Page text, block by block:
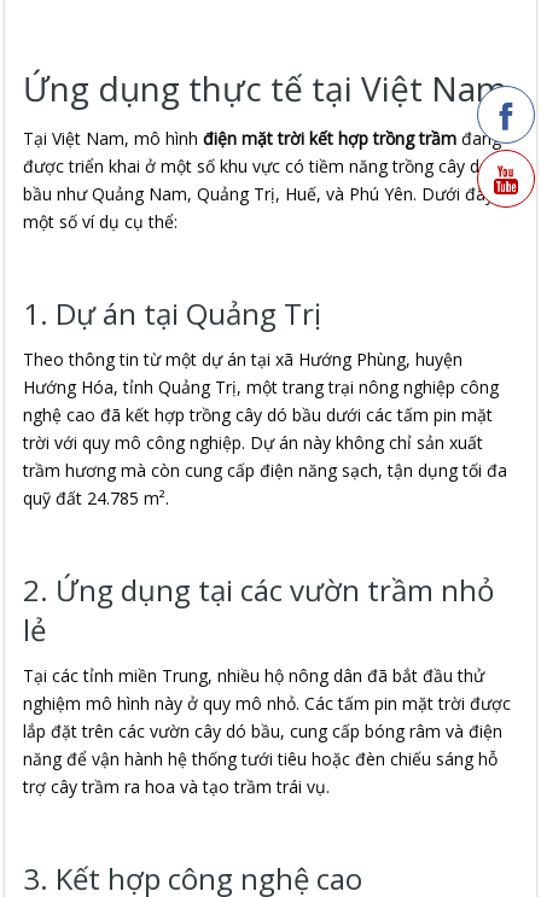
Ứng dụng thực tế tại Việt Nam
Tại Việt Nam, mô hìnhđiện mặt trời kết hợp trồng trầm đang
được triển khai ở một số khu vực có tiềm năng trồng cây dó
bầu như Quảng Nam, Quảng Trị, Huế, và Phú Yên. Dưới đây là
một số ví dụ cụ thể:
1. Dự án tại Quảng Trị
Theo thông tin từ một dự án tại xã Hướng Phùng, huyện
Hướng Hóa, tỉnh Quảng Trị, một trang trại nông nghiệp công
nghệ cao đã kết hợp trồng cây dó bầu dưới các tấm pin mặt
trời với quy mô công nghiệp. Dự án này không chỉ sản xuất
trầm hương mà còn cung cấp điện năng sạch, tận dụng tối đa
quỹ đất 24.785 m².
2. Ứng dụng tại các vườn trầm nhỏ
lẻ
Tại các tỉnh miền Trung, nhiều hộ nông dân đã bắt đầu thử
nghiệm mô hình này ở quy mô nhỏ. Các tấm pin mặt trời được
lắp đặt trên các vườn cây dó bầu, cung cấp bóng râm và điện
năng để vận hành hệ thống tưới tiêu hoặc đèn chiếu sáng hỗ
trợ cây trầm ra hoa và tạo trầm trái vụ.
3. Kết hợp công nghệ cao